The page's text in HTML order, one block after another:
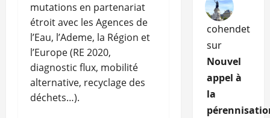
mutations en partenariat
étroit avec les Agences de
l’Eau, l’Ademe, la Région et
l’Europe (RE 2020,
diagnostic flux, mobilité
alternative, recyclage des
déchets…).
cohendet
sur
Nouvel
appel à
la